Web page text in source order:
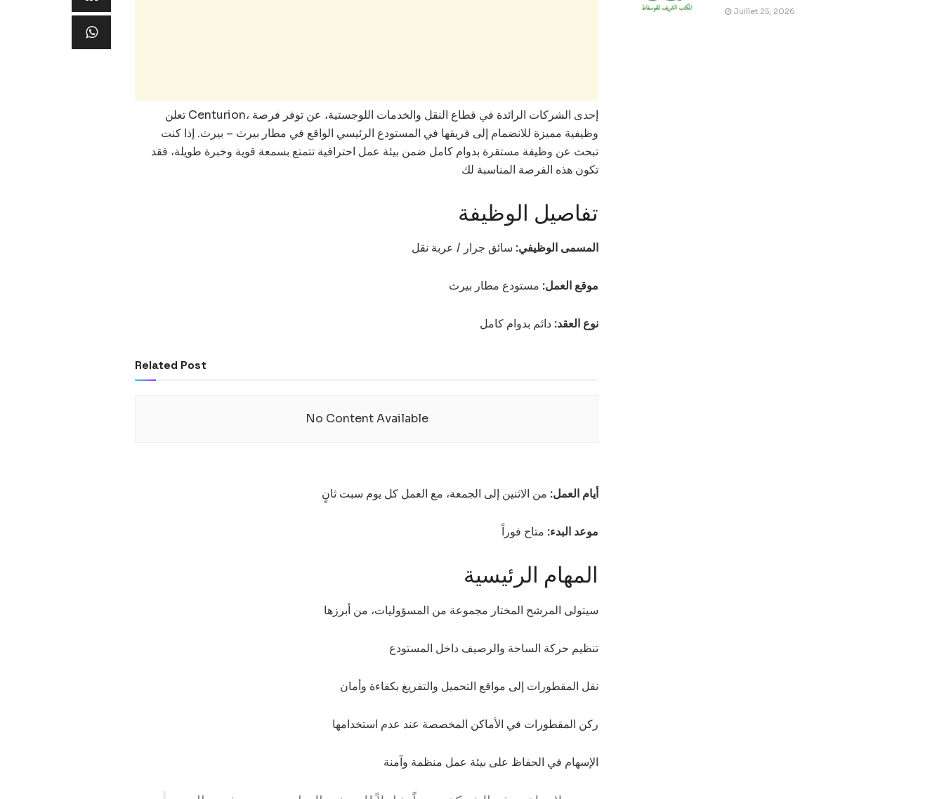
تعلن Centurion، إحدى الشركات الرائدة في قطاع النقل والخدمات اللوجستية، عن توفر فرصة
وظيفية مميزة للانضمام إلى فريقها في المستودع الرئيسي الواقع في مطار بيرث – بيرث. إذا كنت
تبحث عن وظيفة مستقرة بدوام كامل ضمن بيئة عمل احترافية تتمتع بسمعة قوية وخبرة طويلة، فقد
تكون هذه الفرصة المناسبة لك
تفاصيل الوظيفة
المسمى الوظيفي: سائق جرار / عربة نقل
موقع العمل: مستودع مطار بيرث
نوع العقد: دائم بدوام كامل
Related Post
No Content Available
أيام العمل: من الاثنين إلى الجمعة، مع العمل كل يوم سبت ثانٍ
موعد البدء: متاح فوراً
المهام الرئيسية
سيتولى المرشح المختار مجموعة من المسؤوليات، من أبرزها
تنظيم حركة الساحة والرصيف داخل المستودع
نقل المقطورات إلى مواقع التحميل والتفريغ بكفاءة وأمان
ركن المقطورات في الأماكن المخصصة عند عدم استخدامها
الإسهام في الحفاظ على بيئة عمل منظمة وآمنة
Juillet 25, 2026